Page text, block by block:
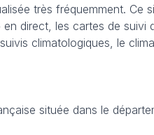
très fréquemment.
direct, les cartes de
climatologiques, le
située dans le